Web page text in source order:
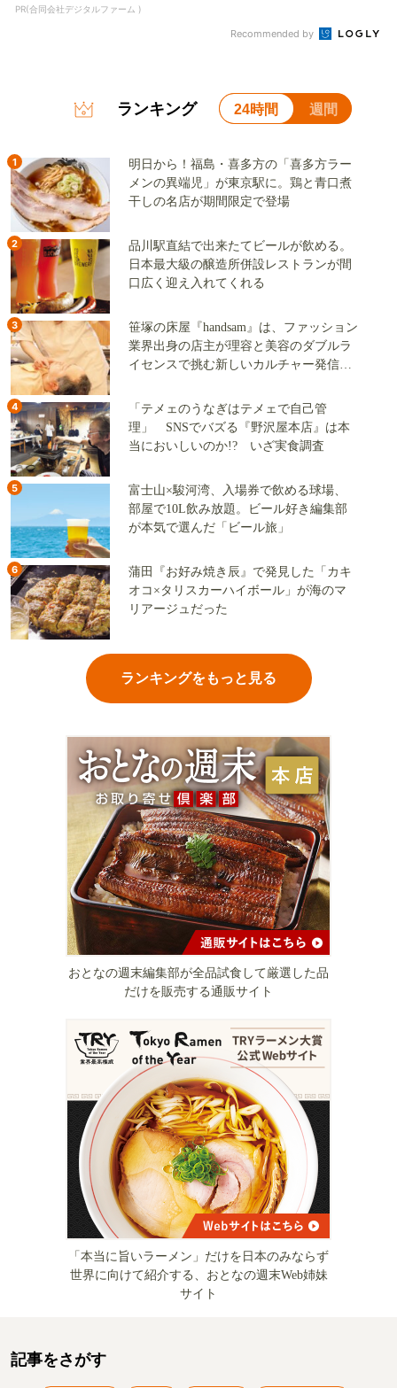
PR(合同会社デジタルファーム )
Recommended by
ランキング 24時間 週間
1
明日から！福島・喜多方の「喜多方ラー
メンの異端児」が東京駅に。鶏と青口煮
干しの名店が期間限定で登場
2
品川駅直結で出来たてビールが飲める。
日本最大級の醸造所併設レストランが間
口広く迎え入れてくれる
3
笹塚の床屋『handsam』は、ファッション
業界出身の店主が理容と美容のダブルラ
イセンスで挑む新しいカルチャー発信基
4
「テメェのうなぎはテメェで自己管
理」 SNSでバズる『野沢屋本店』は本
当においしいのか!? いざ実食調査
5
富士山×駿河湾、入場券で飲める球場、
部屋で10L飲み放題。ビール好き編集部
が本気で選んだ「ビール旅」
6
蒲田『お好み焼き辰』で発見した「カキ
オコ×タリスカーハイボール」が海のマ
リアージュだった
ランキングをもっと見る
おとなの週末編集部が全品試食して厳選した品
だけを販売する通販サイト
「本当に旨いラーメン」だけを日本のみならず
世界に向けて紹介する、おとなの週末Web姉妹
サイト
記事をさがす